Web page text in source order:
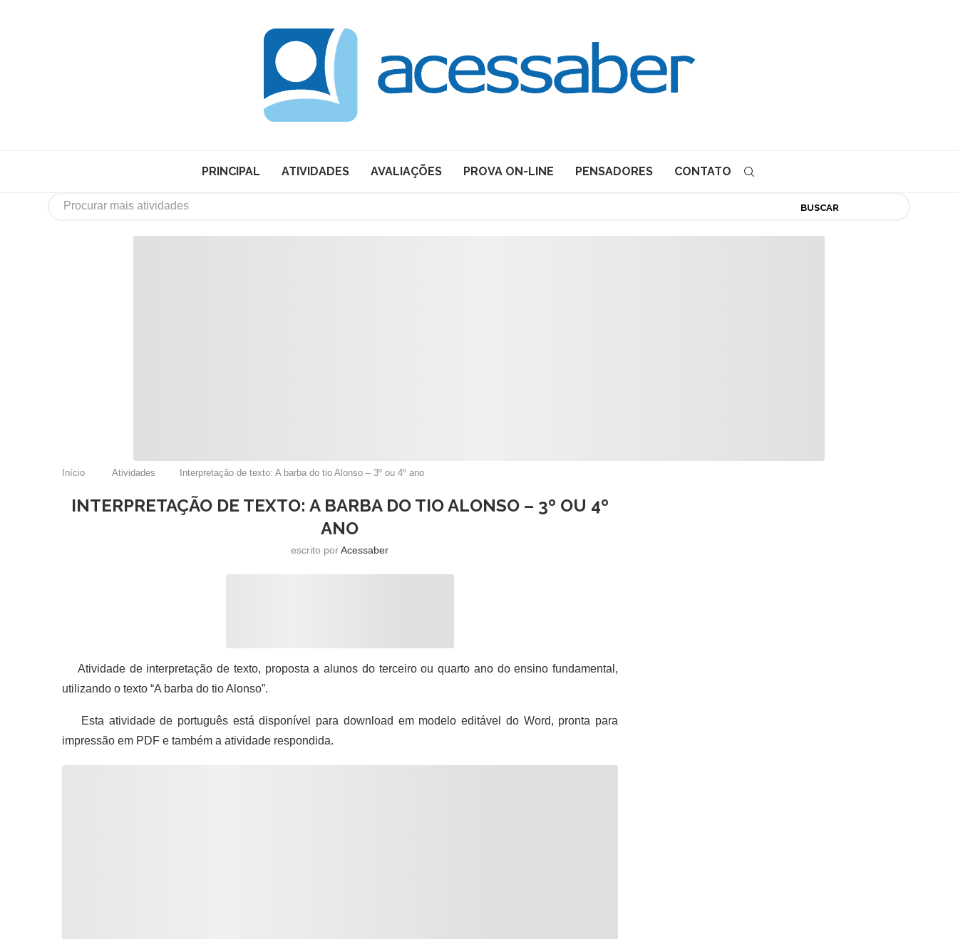
PRINCIPAL ATIVIDADES AVALIAÇÕES PROVA ON-LINE PENSADORES CONTATO
BUSCAR
Início Atividades Interpretação de texto: A barba do tio Alonso – 3º ou 4º ano
INTERPRETAÇÃO DE TEXTO: A BARBA DO TIO ALONSO – 3º OU 4º
ANO
escrito porAcessaber
Atividade de interpretação de texto, proposta a alunos do terceiro ou quarto ano do ensino fundamental,
utilizando o texto “A barba do tio Alonso”.
Esta atividade de português está disponível para download em modelo editável do Word, pronta para
impressão em PDF e também a atividade respondida.